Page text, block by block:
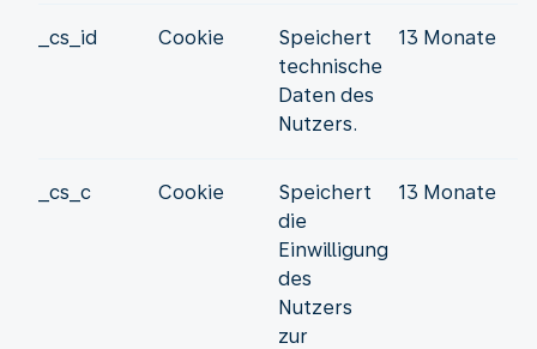
_cs_id Cookie
Speichert
technische
Daten des
Nutzers.
13 Monate
_cs_c Cookie
Speichert
die
Einwilligung
des
Nutzers
zur
13 Monate